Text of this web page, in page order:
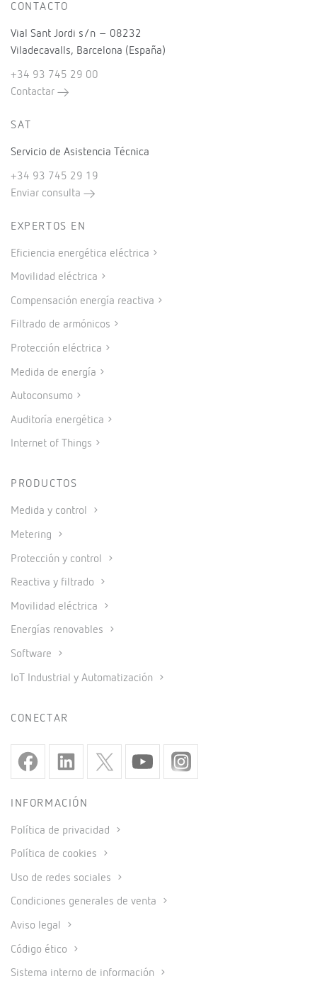
CONTACTO
Vial Sant Jordi s/n – 08232
Viladecavalls, Barcelona (España)
+34 93 745 29 00
Contactar
SAT
Servicio de Asistencia Técnica
+34 93 745 29 19
Enviar consulta
EXPERTOS EN
Eficiencia energética eléctrica
Movilidad eléctrica
Compensación energía reactiva
Filtrado de armónicos
Protección eléctrica
Medida de energía
Autoconsumo
Auditoría energética
Internet of Things
PRODUCTOS
Medida y control
Metering
Protección y control
Reactiva y filtrado
Movilidad eléctrica
Energías renovables
Software
IoT Industrial y Automatización
CONECTAR
INFORMACIÓN
Política de privacidad
Política de cookies
Uso de redes sociales
Condiciones generales de venta
Aviso legal
Código ético
Sistema interno de información